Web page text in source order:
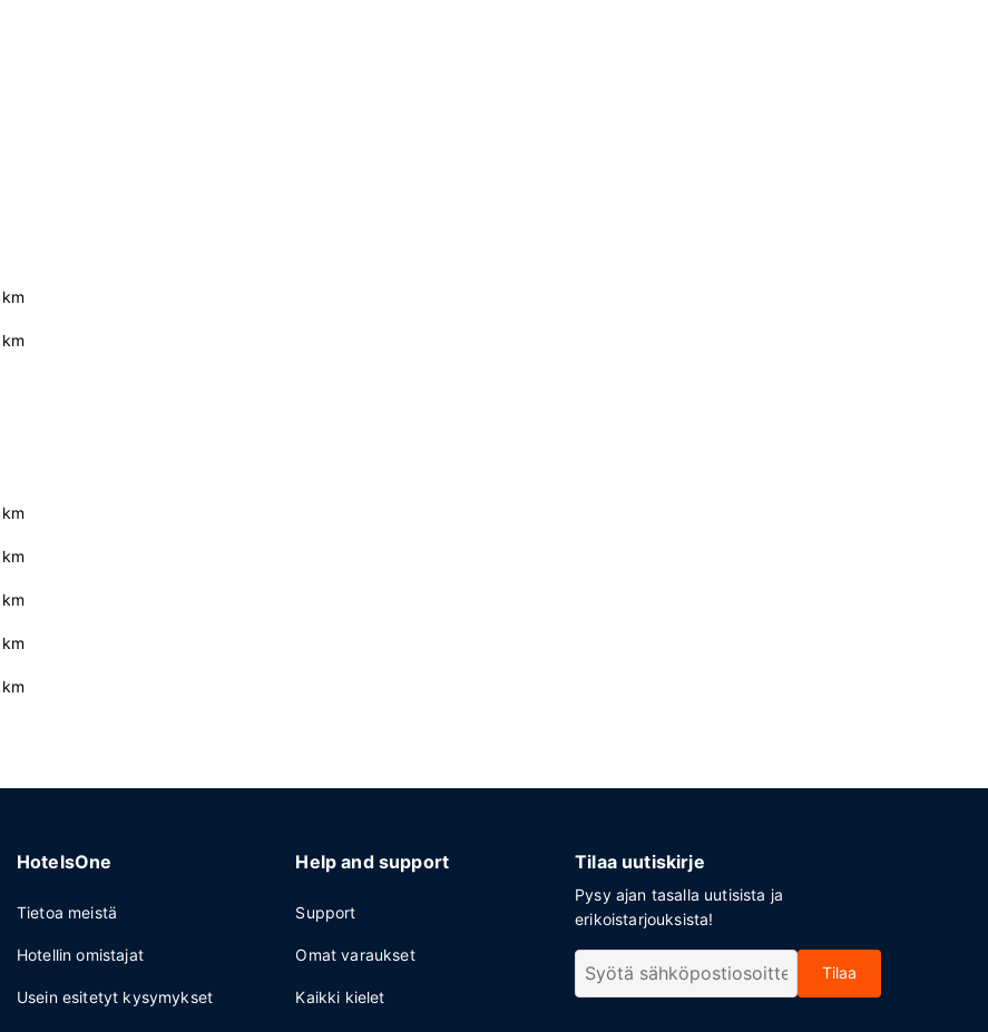
HotelsOne
Tietoa meistä
Hotellin omistajat
Usein esitetyt kysymykset
Help and support
Support
Omat varaukset
Kaikki kielet
Tilaa uutiskirje
Pysy ajan tasalla uutisista ja
erikoistarjouksista!
Tilaa